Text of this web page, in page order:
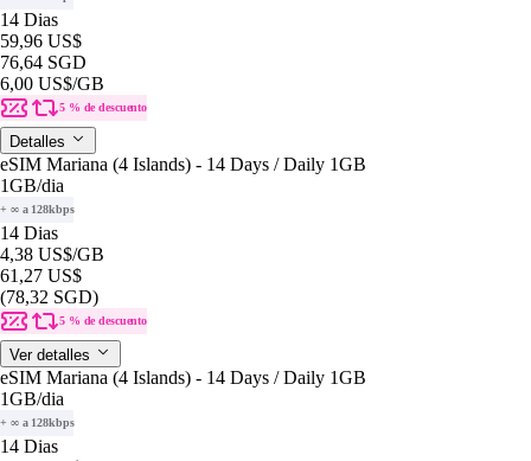
14 Dias
59,96 US$
76,64 SGD
6,00 US$/GB
5 % de descuento
Detalles
eSIM Mariana (4 Islands) - 14 Days / Daily 1GB
1GB/dia
+ ∞ a 128kbps
14 Dias
4,38 US$/GB
61,27 US$
(78,32 SGD)
5 % de descuento
Ver detalles
eSIM Mariana (4 Islands) - 14 Days / Daily 1GB
1GB/dia
+ ∞ a 128kbps
14 Dias